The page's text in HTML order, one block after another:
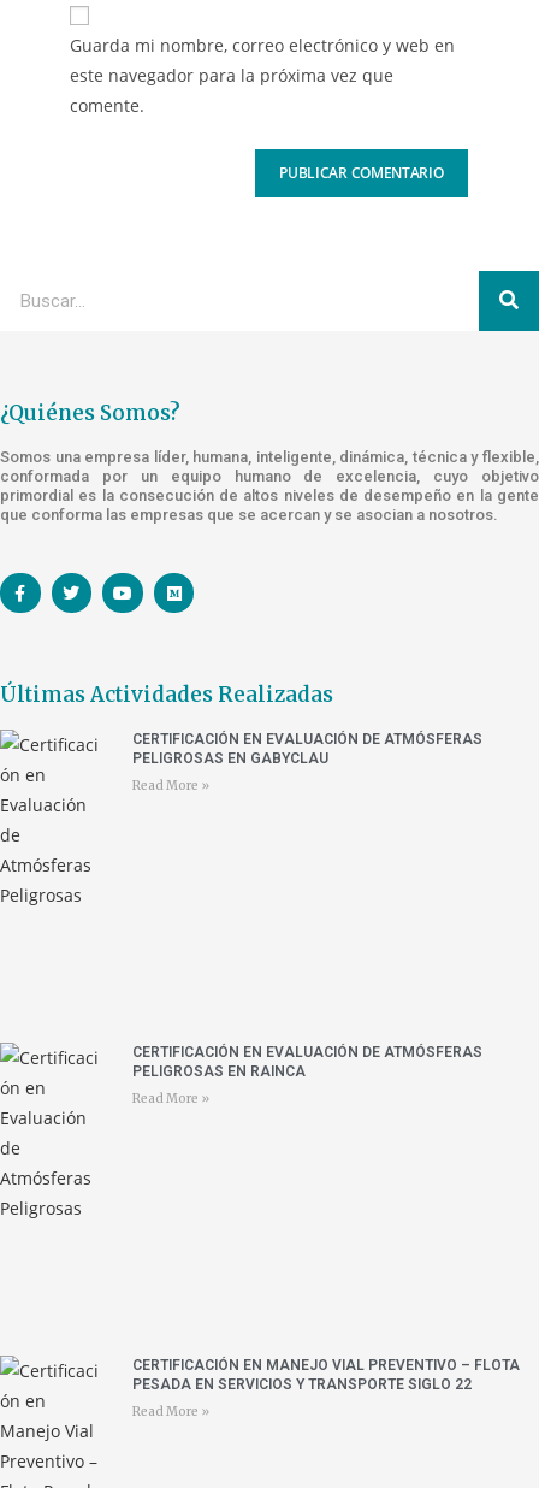
Guarda mi nombre, correo electrónico y web en
este navegador para la próxima vez que
comente.
¿Quiénes Somos?
Somos una empresa líder, humana, inteligente, dinámica, técnica y flexible,
conformada por un equipo humano de excelencia, cuyo objetivo
primordial es la consecución de altos niveles de desempeño en la gente
que conforma las empresas que se acercan y se asocian a nosotros.
Últimas Actividades Realizadas
CERTIFICACIÓN EN EVALUACIÓN DE ATMÓSFERAS
PELIGROSAS EN GABYCLAU
Read More »
CERTIFICACIÓN EN EVALUACIÓN DE ATMÓSFERAS
PELIGROSAS EN RAINCA
Read More »
CERTIFICACIÓN EN MANEJO VIAL PREVENTIVO – FLOTA
PESADA EN SERVICIOS Y TRANSPORTE SIGLO 22
Read More »